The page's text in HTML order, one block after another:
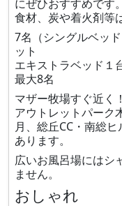
にぜひおすすめです。
食材、炭や着火剤等
7名（シングルベッ
ット
エキストラベッド１
最大8名
マザー牧場すぐ近く
アウトレットパーク
月、総丘CC・南総
あります。
広いお風呂場にはシ
ません。
おしゃれ